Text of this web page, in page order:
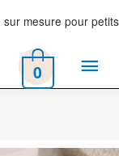
mesure pour
Menu
0